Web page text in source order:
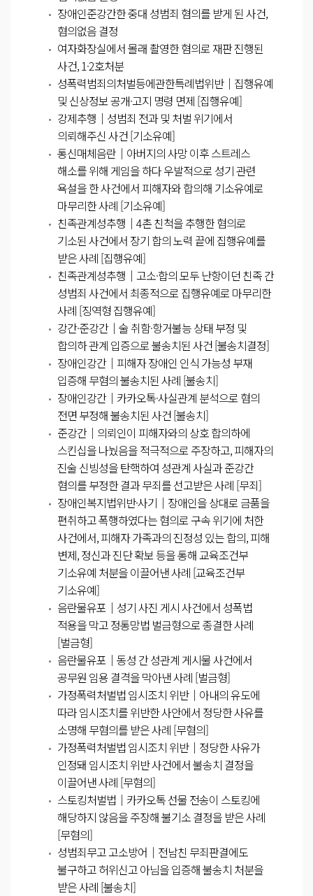
장애인준강간한 중대 성범죄 혐의를 받게 된 사건,
혐의없음 결정
여자화장실에서 몰래 촬영한 혐의로 재판 진행된
사건, 1·2호처분
성폭력범죄의처벌등에관한특례법위반│집행유예
및 신상정보 공개·고지 명령 면제 [집행유예]
강제추행│성범죄 전과 및 처벌 위기에서
의뢰해주신 사건 [기소유예]
통신매체음란│아버지의 사망 이후 스트레스
해소를 위해 게임을 하다 우발적으로 성기 관련
욕설을 한 사건에서 피해자와 합의해 기소유예로
마무리한 사례 [기소유예]
친족관계성추행│4촌 친척을 추행한 혐의로
기소된 사건에서 장기 합의 노력 끝에 집행유예를
받은 사례 [집행유예]
친족관계성추행│고소·합의 모두 난항이던 친족 간
성범죄 사건에서 최종적으로 집행유예로 마무리한
사례 [징역형 집행유예]
강간·준강간│술 취함·항거불능 상태 부정 및
합의하 관계 입증으로 불송치된 사건 [불송치결정]
장애인강간│피해자 장애인 인식 가능성 부재
입증해 무혐의 불송치된 사례 [불송치]
장애인강간│카카오톡·사실관계 분석으로 혐의
전면 부정해 불송치된 사건 [불송치]
준강간│의뢰인이 피해자와의 상호 합의하에
스킨십을 나눴음을 적극적으로 주장하고, 피해자의
진술 신빙성을 탄핵하여 성관계 사실과 준강간
혐의를 부정한 결과 무죄를 선고받은 사례 [무죄]
장애인복지법위반·사기│장애인을 상대로 금품을
편취하고 폭행하였다는 혐의로 구속 위기에 처한
사건에서, 피해자 가족과의 진정성 있는 합의, 피해
변제, 정신과 진단 확보 등을 통해 교육조건부
기소유예 처분을 이끌어낸 사례 [교육조건부
기소유예]
음란물유포│성기 사진 게시 사건에서 성폭법
적용을 막고 정통망법 벌금형으로 종결한 사례
[벌금형]
음란물유포│동성 간 성관계 게시물 사건에서
공무원 임용 결격을 막아낸 사례 [벌금형]
가정폭력처벌법 임시조치 위반│아내의 유도에
따라 임시조치를 위반한 사안에서 정당한 사유를
소명해 무혐의를 받은 사례 [무혐의]
가정폭력처벌법 임시조치 위반│정당한 사유가
인정돼 임시조치 위반 사건에서 불송치 결정을
이끌어낸 사례 [무혐의]
스토킹처벌법│카카오톡 선물 전송이 스토킹에
해당하지 않음을 주장해 불기소 결정을 받은 사례
[무혐의]
성범죄무고 고소방어│전남친 무죄판결에도
불구하고 허위신고 아님을 입증해 불송치 처분을
받은 사례 [불송치]